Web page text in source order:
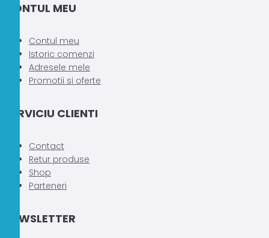
CONTUL MEU
Contul meu
Istoric comenzi
Adresele mele
Promotii si oferte
SERVICIU CLIENTI
Contact
Retur produse
Shop
Parteneri
NEWSLETTER